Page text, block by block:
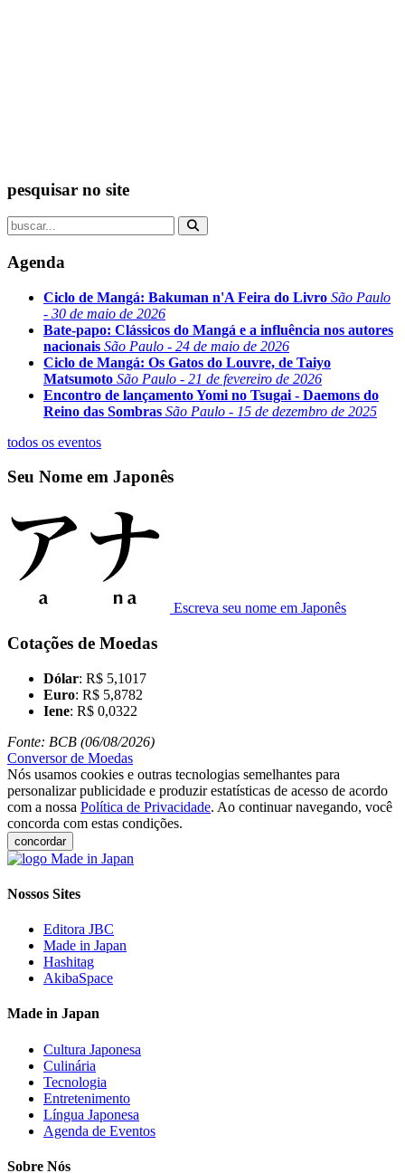
pesquisar no site
Agenda
Ciclo de Mangá: Bakuman n'A Feira do Livro São Paulo
- 30 de maio de 2026
Bate-papo: Clássicos do Mangá e a influência nos autores
nacionais São Paulo - 24 de maio de 2026
Ciclo de Mangá: Os Gatos do Louvre, de Taiyo
Matsumoto São Paulo - 21 de fevereiro de 2026
Encontro de lançamento Yomi no Tsugai - Daemons do
Reino das Sombras São Paulo - 15 de dezembro de 2025
todos os eventos
Seu Nome em Japonês
Escreva seu nome em Japonês
Cotações de Moedas
Dólar: R$ 5,1017
Euro: R$ 5,8782
Iene: R$ 0,0322
Fonte: BCB (06/08/2026)
Conversor de Moedas
Nós usamos cookies e outras tecnologias semelhantes para
personalizar publicidade e produzir estatísticas de acesso de acordo
com a nossa Política de Privacidade. Ao continuar navegando, você
concorda com estas condições.
concordar
Nossos Sites
Editora JBC
Made in Japan
Hashitag
AkibaSpace
Made in Japan
Cultura Japonesa
Culinária
Tecnologia
Entretenimento
Língua Japonesa
Agenda de Eventos
Sobre Nós